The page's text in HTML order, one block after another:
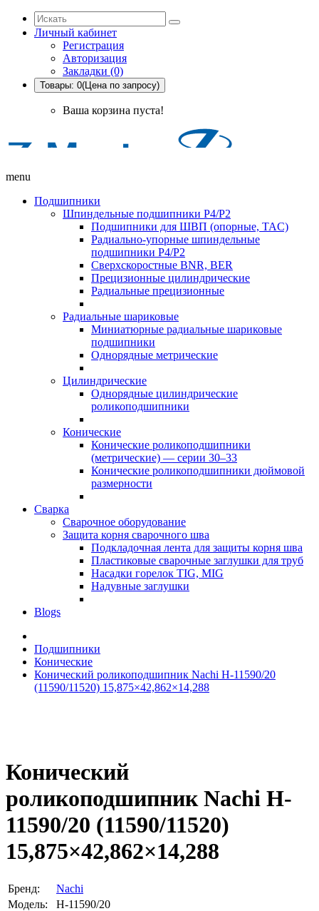
Личный кабинет
Регистрация
Авторизация
Закладки (0)
Товары: 0(Цена по запросу)
Ваша корзина пуста!
menu
Подшипники
Шпиндельные подшипники P4/P2
Подшипники для ШВП (опорные, TAC)
Радиально-упорные шпиндельные
подшипники P4/P2
Сверхскоростные BNR, BER
Прецизионные цилиндрические
Радиальные прецизионные
Радиальные шариковые
Миниатюрные радиальные шариковые
подшипники
Однорядные метрические
Цилиндрические
Однорядные цилиндрические
роликоподшипники
Конические
Конические роликоподшипники
(метрические) — серии 30–33
Конические роликоподшипники дюймовой
размерности
Сварка
Сварочное оборудование
Защита корня сварочного шва
Подкладочная лента для защиты корня шва
Пластиковые сварочные заглушки для труб
Насадки горелок TIG, MIG
Надувные заглушки
Blogs
Подшипники
Конические
Конический роликоподшипник Nachi H-11590/20
(11590/11520) 15,875×42,862×14,288
Конический
роликоподшипник Nachi H-
11590/20 (11590/11520)
15,875×42,862×14,288
Бренд:
Nachi
Модель:
H-11590/20